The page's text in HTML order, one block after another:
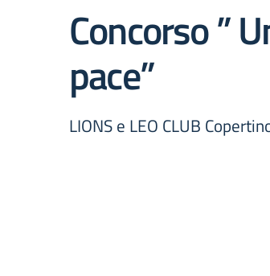
Concorso ”
pace”
LIONS e LEO CLUB